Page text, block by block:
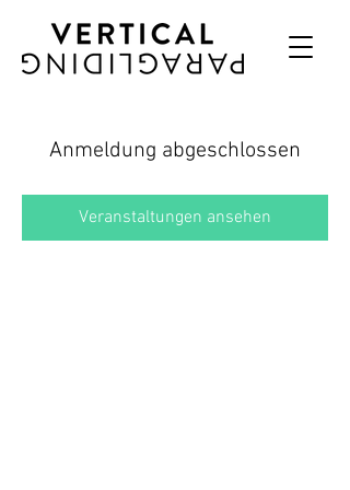
Anmeldung abgeschlossen
Veranstaltungen ansehen